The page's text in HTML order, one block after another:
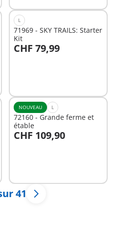
L
71969 - SKY TRAILS: Starter
Kit
CHF 79,99
Au panier
NOUVEAU L
72160 - Grande ferme et
étable
CHF 109,90
Au panier
41